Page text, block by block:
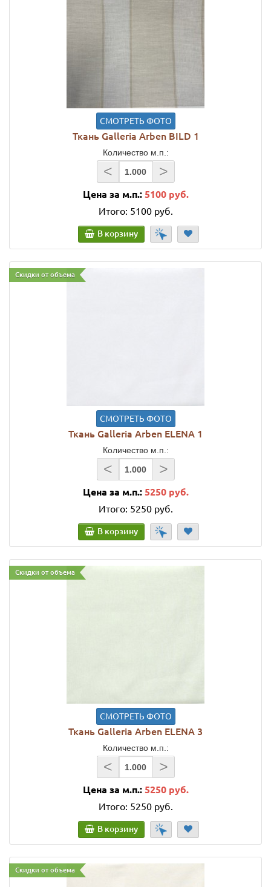
СМОТРЕТЬ ФОТО
Ткань Galleria Arben BILD 1
Количество м.п.:
< >
Цена за м.п.: 5100 руб.
Итого: 5100 руб.
В корзину
Скидки от объема
СМОТРЕТЬ ФОТО
Ткань Galleria Arben ELENA 1
Количество м.п.:
< >
Цена за м.п.: 5250 руб.
Итого: 5250 руб.
В корзину
Скидки от объема
СМОТРЕТЬ ФОТО
Ткань Galleria Arben ELENA 3
Количество м.п.:
< >
Цена за м.п.: 5250 руб.
Итого: 5250 руб.
В корзину
Скидки от объема